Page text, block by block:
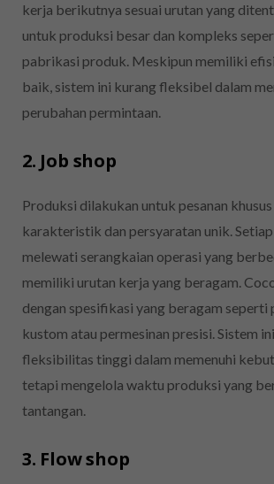
kerja berikutnya sesuai urutan yang
untuk produksi besar dan kompleks
pabrikasi produk. Meskipun memiliki
baik, sistem ini kurang fleksibel dalam
perubahan permintaan.
2. Job shop
Produksi dilakukan untuk pesanan
karakteristik dan persyaratan unik. Setiap
melewati serangkaian operasi yang
memiliki urutan kerja yang beragam.
dengan spesifikasi yang beragam seperti
kustom atau permesinan presisi. Sistem
fleksibilitas tinggi dalam memenuhi
tetapi mengelola waktu produksi yang
tantangan.
3. Flow shop